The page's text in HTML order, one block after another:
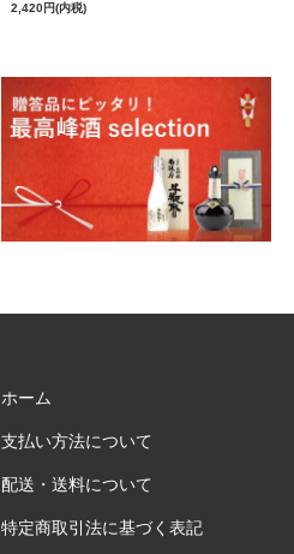
2,420円(内税)
ホーム
支払い方法について
配送・送料について
特定商取引法に基づく表記